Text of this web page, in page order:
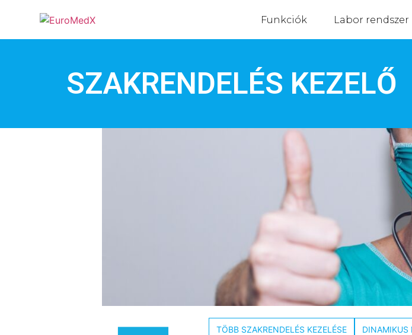
Funkciók Labor rendszer
SZAKRENDELÉS KEZELŐ
TÖBB SZAKRENDELÉS KEZELÉSE DINAMIKUS